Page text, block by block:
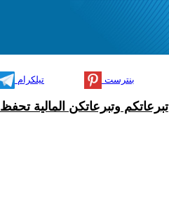
تيلكرام بنترست
تبرعاتكم وتبرعاتكن المالية